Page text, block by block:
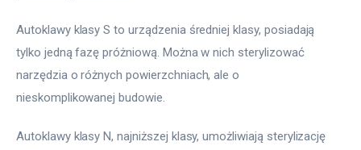
Autoklawy klasy S to urządzenia średniej klasy, posiadają
tylko jedną fazę próżniową. Można w nich sterylizować
narzędzia o różnych powierzchniach, ale o
nieskomplikowanej budowie.
Autoklawy klasy N, najniższej klasy, umożliwiają sterylizację